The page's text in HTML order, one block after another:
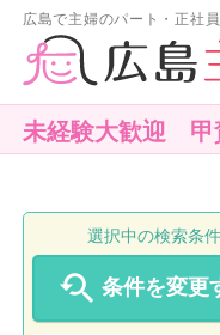
広島で主婦のパート・正社
未経験大歓迎 甲
選択中の検索条件
 条件を変更